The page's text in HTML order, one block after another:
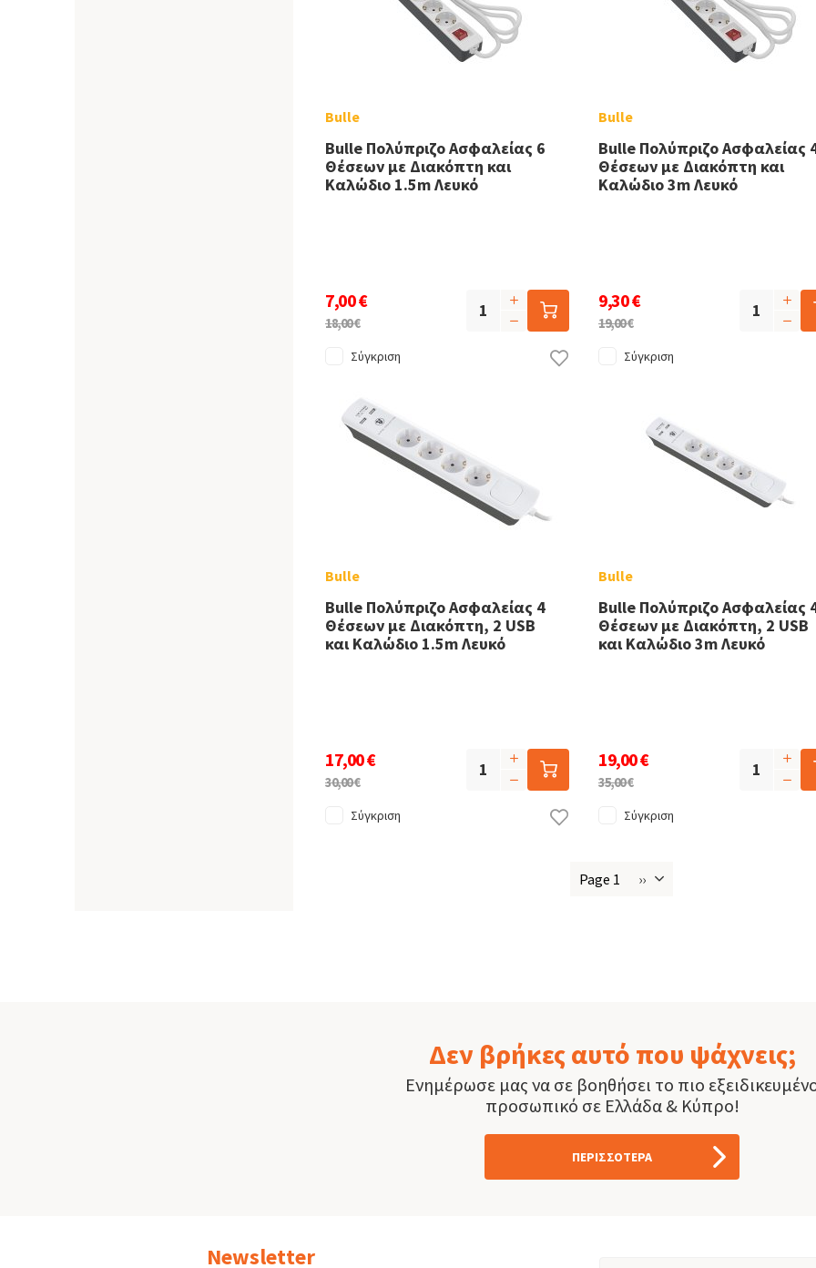
Bulle
Bulle Πολύπριζο Ασφαλείας 6
Θέσεων με Διακόπτη και
Καλώδιο 1.5m Λευκό
7,00 €
18,00 €
Σύγκριση
Bulle
Bulle Πολύπριζο Ασφαλείας
Θέσεων με Διακόπτη και
Καλώδιο 3m Λευκό
9,30 €
19,00 €
Σύγκριση
Bulle
Bulle Πολύπριζο Ασφαλείας 4
Θέσεων με Διακόπτη, 2 USB
και Καλώδιο 1.5m Λευκό
17,00 €
30,00 €
Σύγκριση
Bulle
Bulle Πολύπριζο Ασφαλείας
Θέσεων με Διακόπτη, 2 USB
και Καλώδιο 3m Λευκό
19,00 €
35,00 €
Σύγκριση
Page 1
Next
››
Δεν βρήκες αυτό που ψάχνεις;
Ενημέρωσε μας να σε βοηθήσει το πιο
προσωπικό σε Ελλάδα & Κύπρο!
ΠΕΡΙΣΣΟΤΕΡΑ
Newsletter